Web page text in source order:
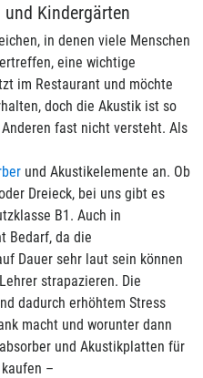
Kindergärten
in denen viele Menschen
eine wichtige
im Restaurant und möchte
doch die Akustik ist so
fast nicht versteht. Als
und Akustikelemente an. Ob
Dreieck, bei uns gibt es
B1. Auch in
Bedarf, da die
Dauer sehr laut sein können
strapazieren. Die
dadurch erhöhtem Stress
macht und worunter dann
und Akustikplatten für
–